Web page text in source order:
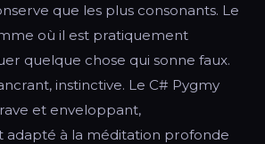
que les plus consonants. Le
où il est pratiquement
quelque chose qui sonne faux.
instinctive. Le C# Pygmy
et enveloppant,
à la méditation profonde